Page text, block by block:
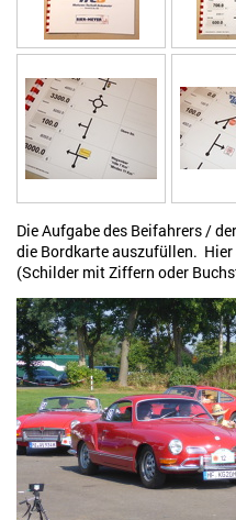
Die Aufgabe des Beifahrers /
die Bordkarte auszufüllen.
(Schilder mit Ziffern oder